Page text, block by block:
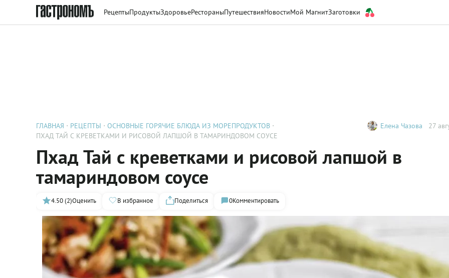
РецептыПродуктыЗдоровьеРестораныПутешествияНовостиМой МагнитЗаготовки
ГЛАВНАЯ РЕЦЕПТЫ
ОСНОВНЫЕ ГОРЯЧИЕ БЛЮДА ИЗ МОРЕПРОДУКТОВ
ПХАД ТАЙ С КРЕВЕТКАМИ И РИСОВОЙ ЛАПШОЙ В ТАМАРИНДОВОМ СОУСЕ
Елена Чазова 27
Пхад Тай с креветками и рисовой лапшой в
тамариндовом соусе
4.50 (2)Оценить В избранное Поделиться 0Комментировать